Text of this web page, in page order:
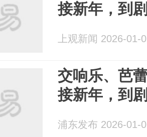
接新年，到
上观新闻 2026-01-
交响乐、芭
接新年，到
浦东发布 2026-01-